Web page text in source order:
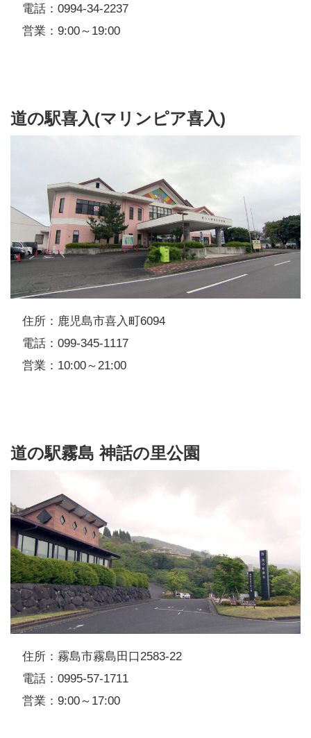
電話：0994-34-2237
営業：9:00～19:00
道の駅喜入(マリンピア喜入)
住所：鹿児島市喜入町6094
電話：099-345-1117
営業：10:00～21:00
道の駅霧島 神話の里公園
住所：霧島市霧島田口2583-22
電話：0995-57-1711
営業：9:00～17:00